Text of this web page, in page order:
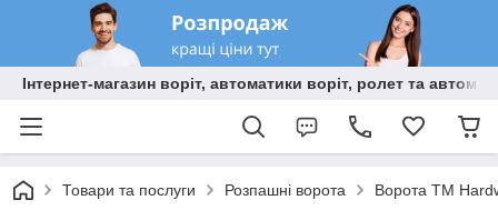
Інтернет-магазин воріт, автоматики воріт, ролет та
Товари та послуги Розпашні ворота Ворота TM